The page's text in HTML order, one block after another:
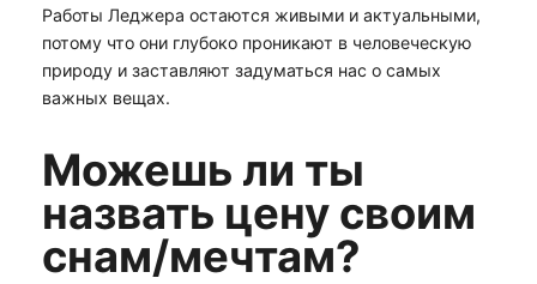
Работы Леджера остаются живыми и актуальными,
потому что они глубоко проникают в человеческую
природу и заставляют задуматься нас о самых
важных вещах.
Можешь ли ты
назвать цену своим
снам/мечтам?